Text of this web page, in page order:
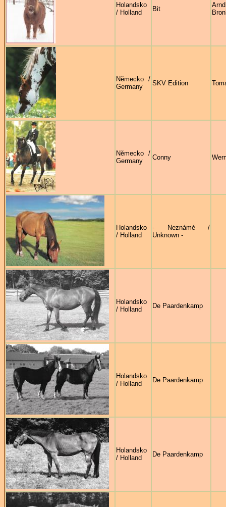
Holandsko
/ Holland
Bit
Arnd
Německo /
Germany
SKV Edition
Německo /
Germany
Conny
Holandsko
/ Holland
- Neznámé /
Unknown -
Holandsko
/ Holland
De Paardenkamp
Holandsko
/ Holland
De Paardenkamp
Holandsko
/ Holland
De Paardenkamp